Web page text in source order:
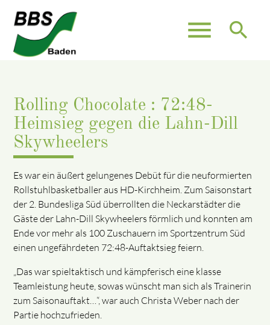
menu search
Rolling Chocolate : 72:48-
Heimsieg gegen die Lahn-Dill
Skywheelers
Es war ein äußert gelungenes Debüt für die neuformierten
Rollstuhlbasketballer aus HD-Kirchheim. Zum Saisonstart
der 2. Bundesliga Süd überrollten die Neckarstädter die
Gäste der Lahn-Dill Skywheelers förmlich und konnten am
Ende vor mehr als 100 Zuschauern im Sportzentrum Süd
einen ungefährdeten 72:48-Auftaktsieg feiern.
„Das war spieltaktisch und kämpferisch eine klasse
Teamleistung heute, sowas wünscht man sich als Trainerin
zum Saisonauftakt…“, war auch Christa Weber nach der
Partie hochzufrieden.